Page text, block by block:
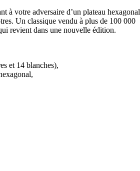
à votre adversaire d’un plateau hexagonal
Un classique vendu à plus de 100 000
revient dans une nouvelle édition.
et 14 blanches),